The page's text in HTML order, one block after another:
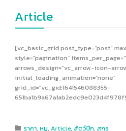
Article
[vc_basic_grid post_type=”post”
style=”pagination”
arrows_design=”vc_arrow-icon-
initial_loading_animation=”none”
grid_id=”vc_gid:1641546088355-
 Category
ราคา, หมู, Article, สัตว์ปีก, สุกร